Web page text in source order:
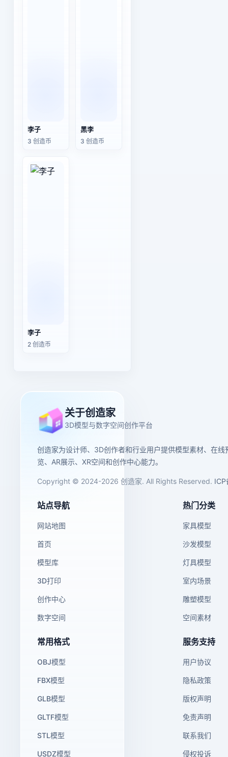
李子
3 创造币
黑李
3 创造币
李子
2 创造币
关于创造家
3D模型与数字空间创作平台
创造家为设计师、3D创作者和行业用户提供模型素材、在线
览、AR展示、XR空间和创作中心能力。
Copyright © 2024-2026 创造家. All Rights Reserved. ICP
站点导航
网站地图
首页
模型库
3D打印
创作中心
数字空间
热门分类
家具模型
沙发模型
灯具模型
室内场景
雕塑模型
空间素材
常用格式
OBJ模型
FBX模型
GLB模型
GLTF模型
STL模型
USDZ模型
服务支持
用户协议
隐私政策
版权声明
免责声明
联系我们
侵权投诉